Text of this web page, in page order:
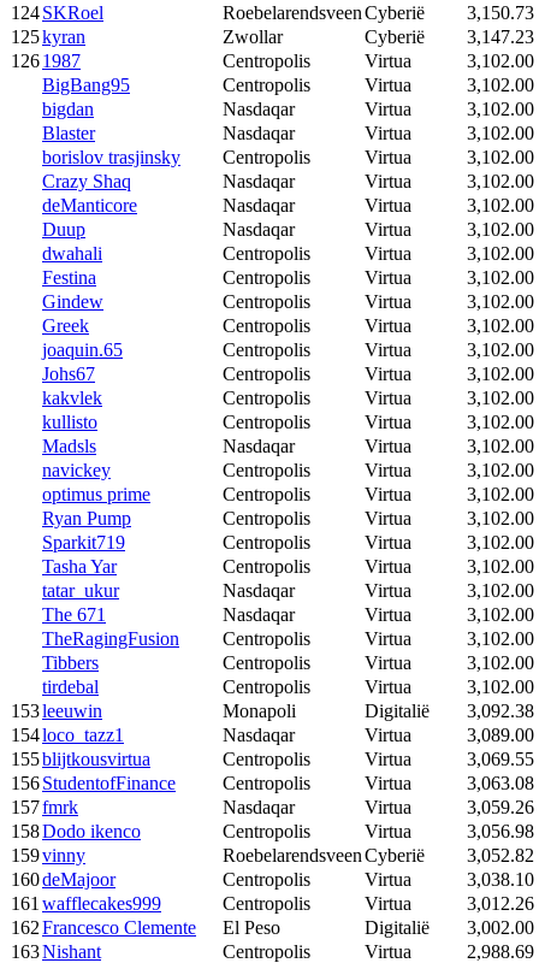
124SKRoel RoebelarendsveenCyberië
3,150.73
125kyran Zwollar Cyberië
3,147.23
1261987 Centropolis Virtua
3,102.00
BigBang95
Centropolis Virtua
3,102.00
bigdan
Nasdaqar Virtua
3,102.00
Blaster
Nasdaqar Virtua
3,102.00
borislov trasjinsky
Centropolis Virtua
3,102.00
Crazy Shaq
Nasdaqar Virtua
3,102.00
deManticore
Nasdaqar Virtua
3,102.00
Duup
Nasdaqar Virtua
3,102.00
dwahali
Centropolis Virtua
3,102.00
Festina
Centropolis Virtua
3,102.00
Gindew
Centropolis Virtua
3,102.00
Greek
Centropolis Virtua
3,102.00
joaquin.65
Centropolis Virtua
3,102.00
Johs67
Centropolis Virtua
3,102.00
kakvlek
Centropolis Virtua
3,102.00
kullisto
Centropolis Virtua
3,102.00
Madsls
Nasdaqar Virtua
3,102.00
navickey
Centropolis Virtua
3,102.00
optimus prime
Centropolis Virtua
3,102.00
Ryan Pump
Centropolis Virtua
3,102.00
Sparkit719
Centropolis Virtua
3,102.00
Tasha Yar
Centropolis Virtua
3,102.00
tatar_ukur
Nasdaqar Virtua
3,102.00
The 671
Nasdaqar Virtua
3,102.00
TheRagingFusion
Centropolis Virtua
3,102.00
Tibbers
Centropolis Virtua
3,102.00
tirdebal
Centropolis Virtua
3,102.00
153leeuwin Monapoli Digitalië
3,092.38
154loco_tazz1 Nasdaqar Virtua
3,089.00
155blijtkousvirtua Centropolis Virtua
3,069.55
156StudentofFinance Centropolis Virtua
3,063.08
157fmrk Nasdaqar Virtua
3,059.26
158Dodo ikenco Centropolis Virtua
3,056.98
159vinny RoebelarendsveenCyberië
3,052.82
160deMajoor Centropolis Virtua
3,038.10
161 wafflecakes999 Centropolis Virtua
3,012.26
162Francesco Clemente El Peso Digitalië
3,002.00
163Nishant Centropolis Virtua
2,988.69